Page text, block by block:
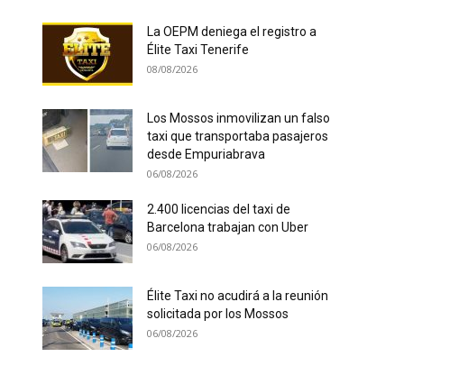
La OEPM deniega el registro a
Élite Taxi Tenerife
08/08/2026
Los Mossos inmovilizan un falso
taxi que transportaba pasajeros
desde Empuriabrava
06/08/2026
2.400 licencias del taxi de
Barcelona trabajan con Uber
06/08/2026
Élite Taxi no acudirá a la reunión
solicitada por los Mossos
06/08/2026